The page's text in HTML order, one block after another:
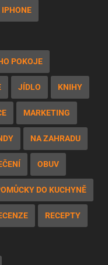
IPHONE
POKOJE
JÍDLO KNIHY
MARKETING
NA ZAHRADU
OBUV
DO KUCHYNĚ
RECEPTY